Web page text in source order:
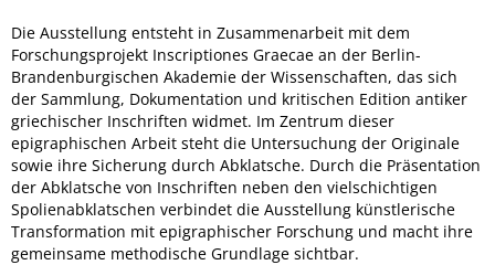
Die Ausstellung entsteht in Zusammenarbeit mit dem
Forschungsprojekt Inscriptiones Graecae an der Berlin-
Brandenburgischen Akademie der Wissenschaften, das sich
der Sammlung, Dokumentation und kritischen Edition antiker
griechischer Inschriften widmet. Im Zentrum dieser
epigraphischen Arbeit steht die Untersuchung der Originale
sowie ihre Sicherung durch Abklatsche. Durch die Präsentation
der Abklatsche von Inschriften neben den vielschichtigen
Spolienabklatschen verbindet die Ausstellung künstlerische
Transformation mit epigraphischer Forschung und macht ihre
gemeinsame methodische Grundlage sichtbar.